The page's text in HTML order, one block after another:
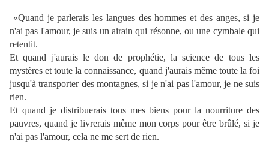
«Quand je parlerais les langues des hommes et des anges, si je
n'ai pas l'amour, je suis un airain qui résonne, ou une cymbale qui
retentit.
Et quand j'aurais le don de prophétie, la science de tous les
mystères et toute la connaissance, quand j'aurais même toute la foi
jusqu'à transporter des montagnes, si je n'ai pas l'amour, je ne suis
rien.
Et quand je distribuerais tous mes biens pour la nourriture des
pauvres, quand je livrerais même mon corps pour être brûlé, si je
n'ai pas l'amour, cela ne me sert de rien.